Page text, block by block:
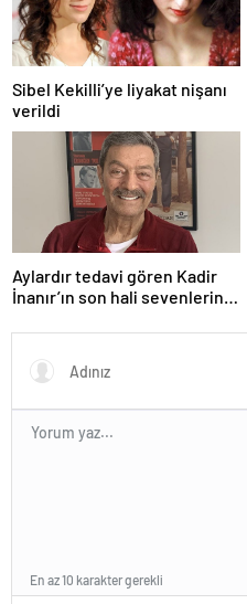
Sibel Kekilli’ye liyakat nişanı
verildi
Aylardır tedavi gören Kadir
İnanır’ın son hali sevenlerini
En az 10 karakter gerekli